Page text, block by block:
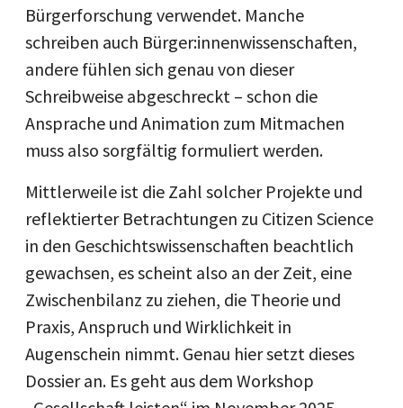
Bürgerforschung verwendet. Manche
schreiben auch Bürger:innenwissenschaften,
andere fühlen sich genau von dieser
Schreibweise abgeschreckt – schon die
Ansprache und Animation zum Mitmachen
muss also sorgfältig formuliert werden.
Mittlerweile ist die Zahl solcher Projekte und
reflektierter Betrachtungen zu Citizen Science
in den Geschichtswissenschaften beachtlich
gewachsen, es scheint also an der Zeit, eine
Zwischenbilanz zu ziehen, die Theorie und
Praxis, Anspruch und Wirklichkeit in
Augenschein nimmt. Genau hier setzt dieses
Dossier an. Es geht aus dem Workshop